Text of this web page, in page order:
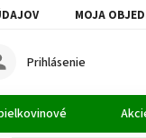
MOJA
Prihlásenie